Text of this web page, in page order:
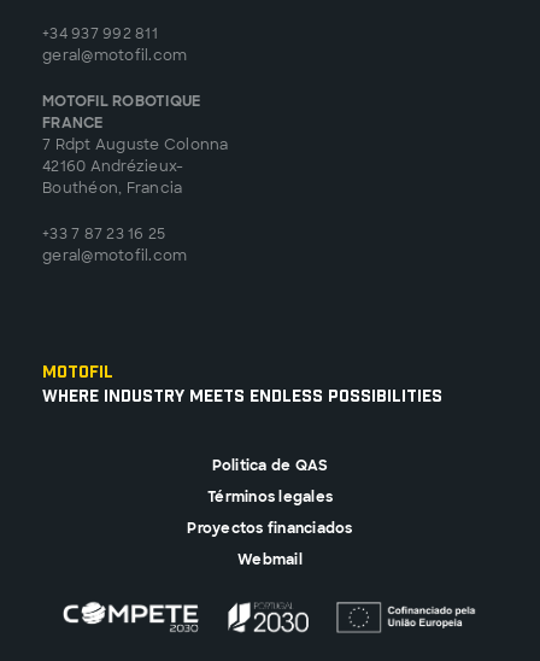
+34 937 992 811
geral@motofil.com
MOTOFIL ROBOTIQUE
FRANCE
7 Rdpt Auguste Colonna
42160 Andrézieux-
Bouthéon, Francia
+33 7 87 23 16 25
geral@motofil.com
Motofil
Where Industry Meets Endless Possibilities
Politica de QAS
Términos legales
Proyectos financiados
Webmail